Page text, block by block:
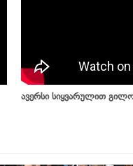
ავერსი სიყვარულით